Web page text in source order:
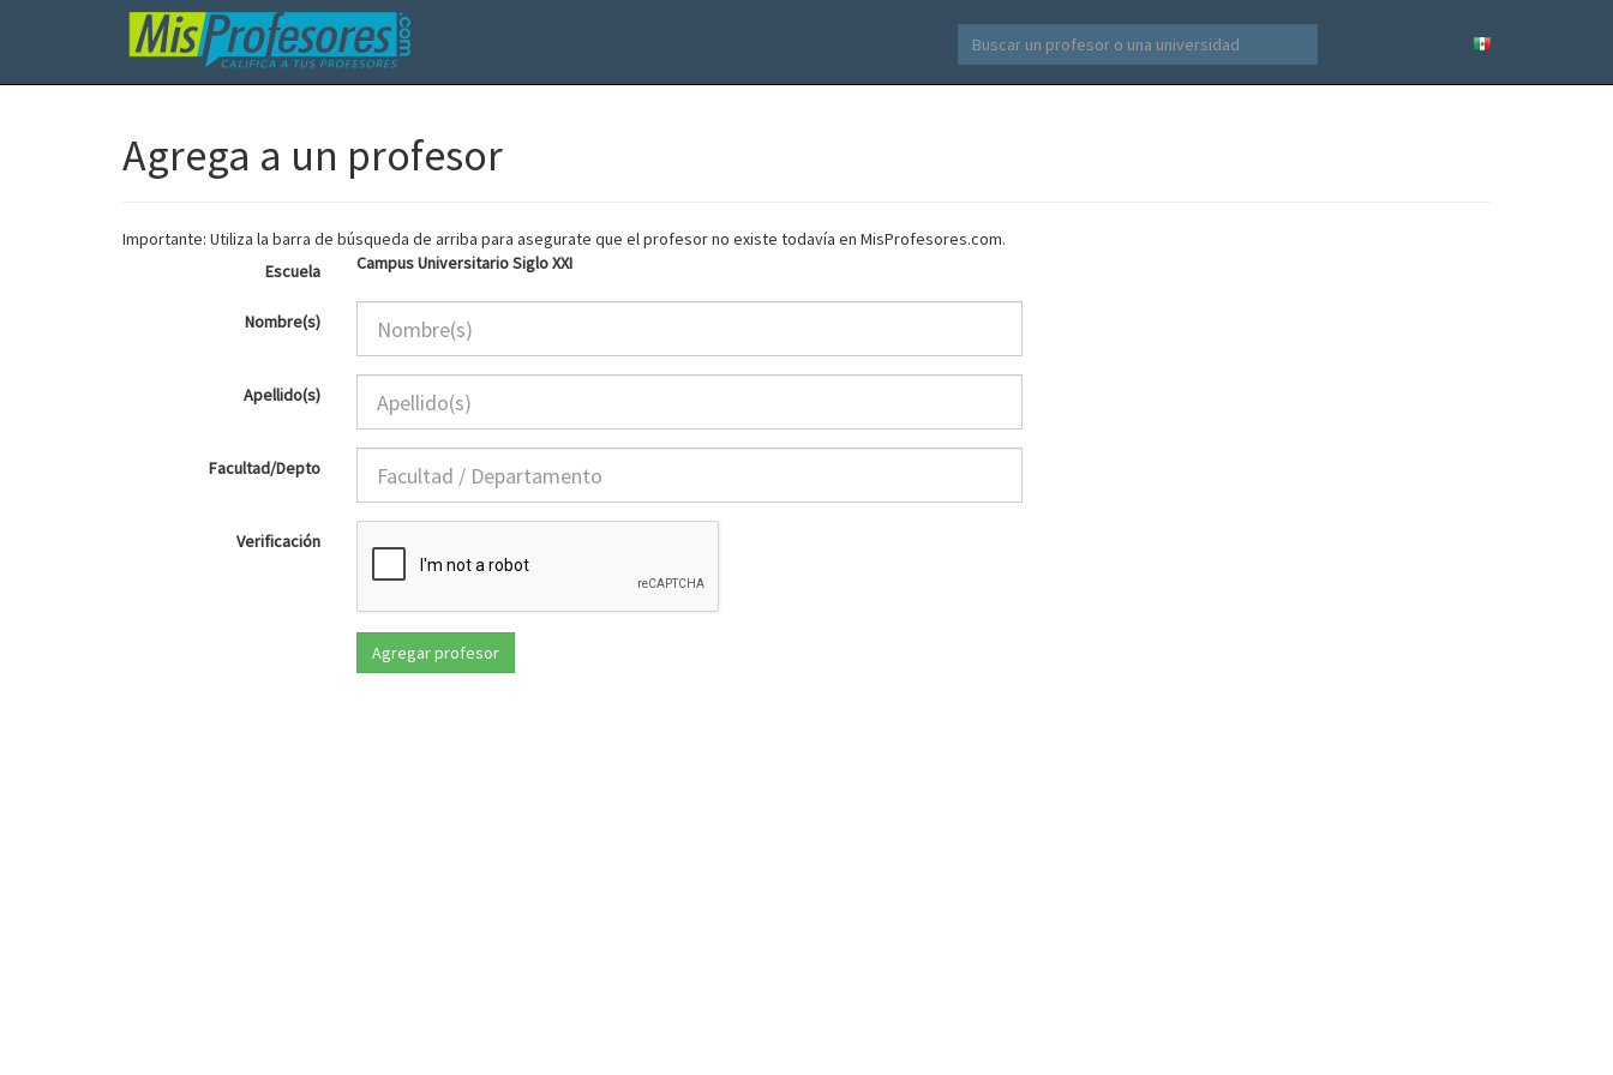
Agrega a un profesor
Importante: Utiliza la barra de búsqueda de arriba para asegurate que el profesor no existe todavía en MisProfesores.com.
Escuela
Campus Universitario Siglo XXI
Nombre(s)
Apellido(s)
Facultad/Depto
Verificación